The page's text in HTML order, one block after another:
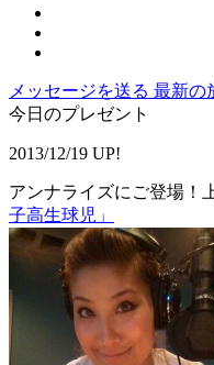
メッセージを送る 最新の
今日のプレゼント
2013/12/19 UP!
アンナライズにご登場！
子高生球児」